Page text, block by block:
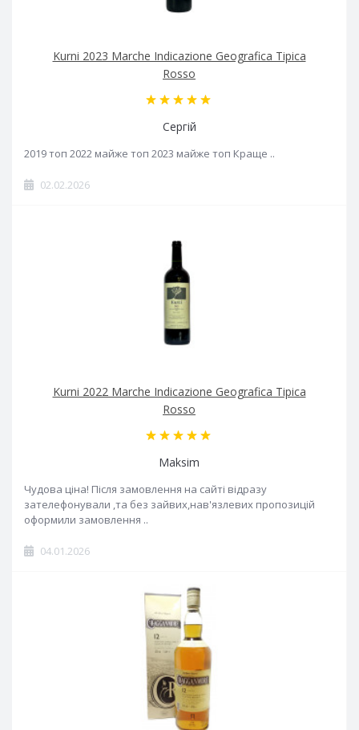
Kurni 2023 Marche Indicazione Geografica Tipica
Rosso
Сергій
2019 топ 2022 майже топ 2023 майже топ Краще ..
02.02.2026
Kurni 2022 Marche Indicazione Geografica Tipica
Rosso
Maksim
Чудова ціна! Після замовлення на сайті відразу
зателефонували ,та без зайвих,нав'язлевих пропозицій
оформили замовлення ..
04.01.2026